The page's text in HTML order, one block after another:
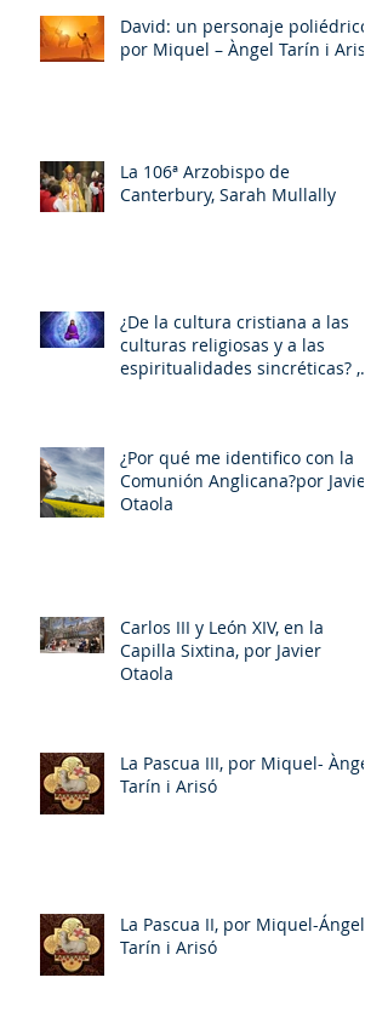
David: un personaje poliédrico,
por Miquel – Àngel Tarín i Arisó
La 106ª Arzobispo de
Canterbury, Sarah Mullally
¿De la cultura cristiana a las
culturas religiosas y a las
espiritualidades sincréticas? ,
¿Por qué me identifico con la
Comunión Anglicana?por Javier
Otaola
Carlos III y León XIV, en la
Capilla Sixtina, por Javier
Otaola
La Pascua III, por Miquel- Àngel
Tarín i Arisó
La Pascua II, por Miquel-Ángel
Tarín i Arisó